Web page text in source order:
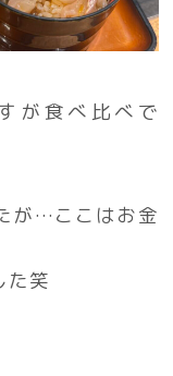
が食べ比べで
が…ここはお金
た笑